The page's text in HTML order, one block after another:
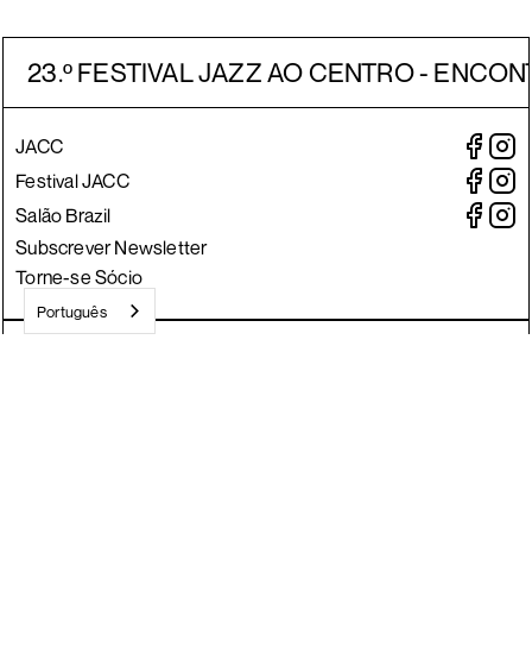
23.º FESTIVAL JAZZ AO CENTRO -
JACC
Festival JACC
Salão Brazil
Subscrever Newsletter
Torne-se Sócio
Português